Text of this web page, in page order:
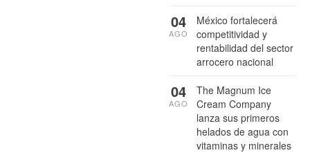
México fortalecerá
competitividad y
rentabilidad del sector
arrocero nacional
04
AGO
The Magnum Ice
Cream Company
lanza sus primeros
helados de agua con
vitaminas y minerales
04
AGO